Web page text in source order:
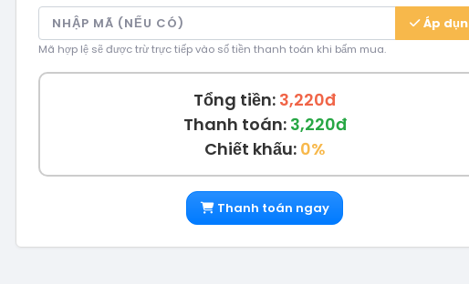
Áp
Mã hợp lệ sẽ được trừ trực tiếp vào số tiền thanh toán khi bấm mua.
Tổng tiền: 3,220đ
Thanh toán: 3,220đ
Chiết khấu: 0%
Thanh toán ngay